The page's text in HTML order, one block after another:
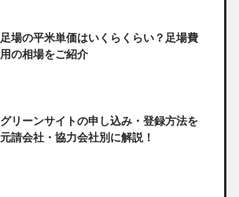
足場の平米単価はいくらくらい？足場費
用の相場をご紹介
グリーンサイトの申し込み・登録方法を
元請会社・協力会社別に解説！